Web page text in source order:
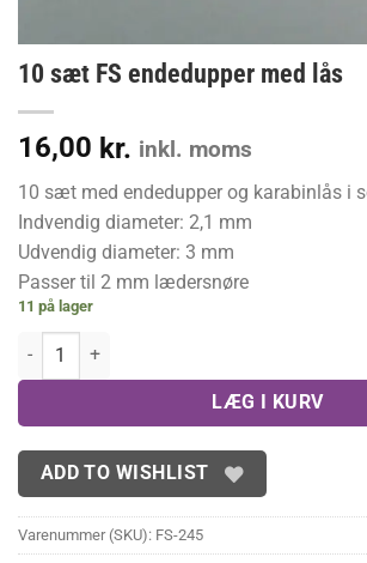
10 sæt FS endedupper med lås
16,00 kr. inkl. moms
10 sæt med endedupper og karabinlås i
Indvendig diameter: 2,1 mm
Udvendig diameter: 3 mm
Passer til 2 mm lædersnøre
11 på lager
10 sæt FS endedupper med lås antal
LÆG I KURV
ADD TO WISHLIST
Varenummer (SKU): FS-245